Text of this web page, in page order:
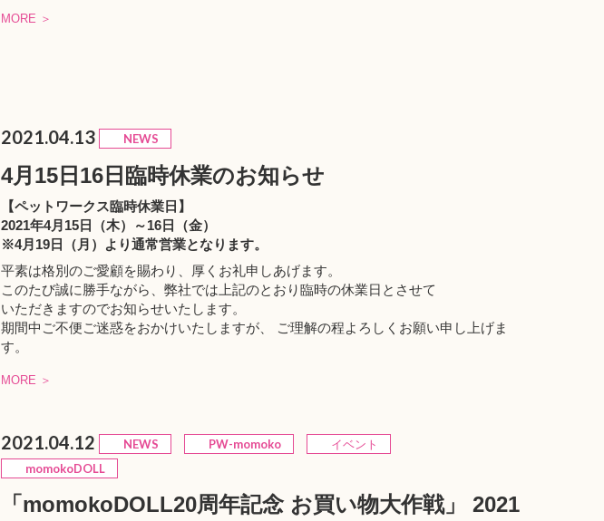
MORE ＞
2021.04.13 NEWS
4月15日16日臨時休業のお知らせ
【ペットワークス臨時休業日】
2021年4月15日（木）～16日（金）
※4月19日（月）より通常営業となります。
平素は格別のご愛顧を賜わり、厚くお礼申しあげます。
このたび誠に勝手ながら、弊社では上記のとおり臨時の休業日とさせて
いただきますのでお知らせいたします。
期間中ご不便ご迷惑をおかけいたしますが、 ご理解の程よろしくお願い申し上げま
す。
MORE ＞
2021.04.12 NEWS PW-momoko
イベント
momokoDOLL
「momokoDOLL20周年記念 お買い物大作戦」 2021